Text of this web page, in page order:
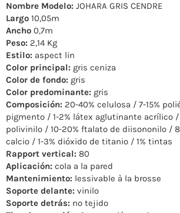
Nombre Modelo: JOHARA GRIS CENDRE
Largo 10,05m
Ancho 0,7m
Peso: 2,14 Kg
Estilo: aspect lin
Color principal: gris ceniza
Color de fondo: gris
Color predominante: gris
Composición: 20-40% celulosa / 7-15%
pigmento / 1-2% látex aglutinante acrílico /
polivinilo / 10-20% ftalato de diisononilo /
calcio / 1-3% dióxido de titanio / 1% tintas
Rapport vertical: 80
Aplicación: cola a la pared
Mantenimiento: lessivable à la brosse
Soporte delante: vinilo
Soporte detrás: no tejido